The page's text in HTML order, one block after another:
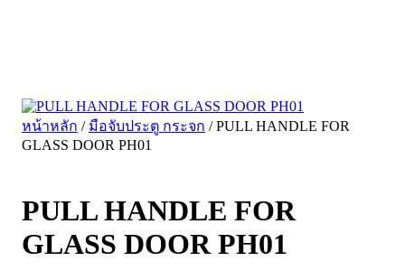
หน้าหลัก / มือจับประตู กระจก / PULL HANDLE FOR
GLASS DOOR PH01
PULL HANDLE FOR
GLASS DOOR PH01